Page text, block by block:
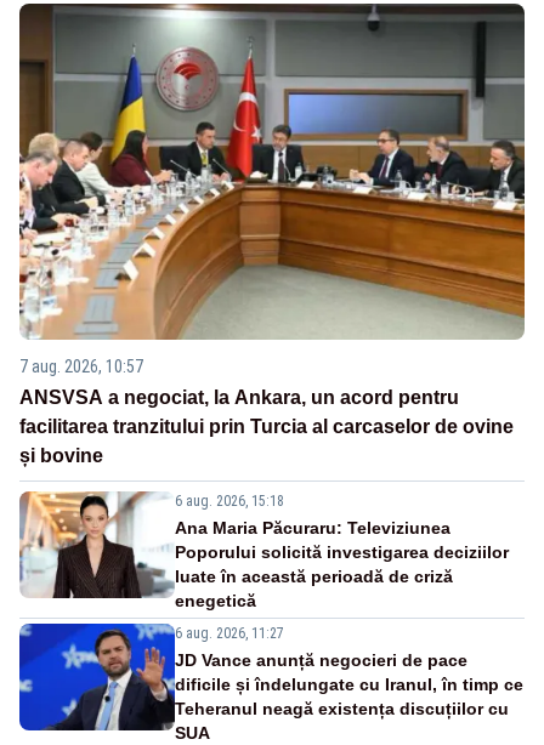
7 aug. 2026, 10:57
ANSVSA a negociat, la Ankara, un acord pentru
facilitarea tranzitului prin Turcia al carcaselor de ovine
și bovine
6 aug. 2026, 15:18
Ana Maria Păcuraru: Televiziunea
Poporului solicită investigarea deciziilor
luate în această perioadă de criză
enegetică
6 aug. 2026, 11:27
JD Vance anunță negocieri de pace
dificile și îndelungate cu Iranul, în timp ce
Teheranul neagă existența discuțiilor cu
SUA